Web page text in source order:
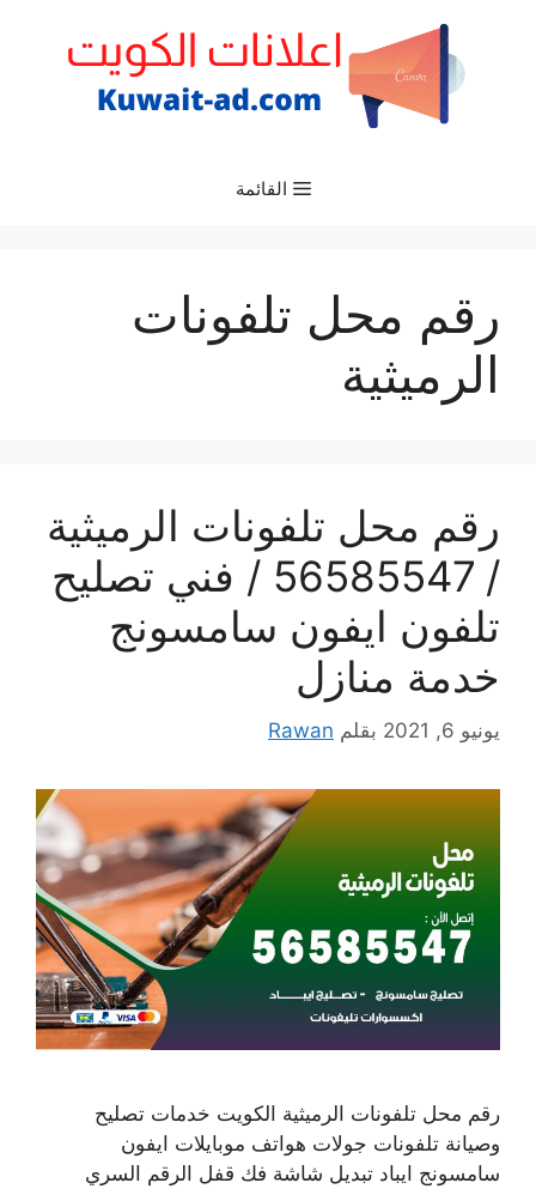
القائمة
رقم محل تلفونات
الرميثية
رقم محل تلفونات الرميثية
/ 56585547 / فني تصليح
تلفون ايفون سامسونج
خدمة منازل
يونيو 6, 2021 بقلم Rawan
رقم محل تلفونات الرميثية الكويت خدمات تصليح
وصيانة تلفونات جولات هواتف موبايلات ايفون
سامسونج ايباد تبديل شاشة فك قفل الرقم السري